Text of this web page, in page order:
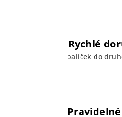
v
ý
p
Rychlé
balíček do